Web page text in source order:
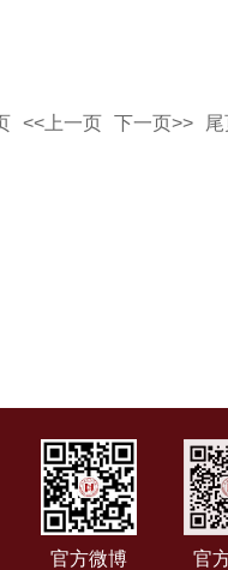
<<上一页 下一页>>
官方微博 官